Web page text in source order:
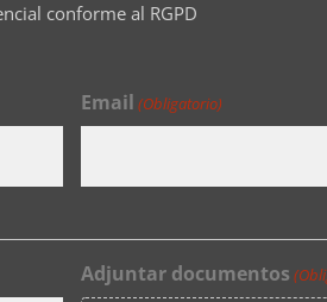
conforme al RGPD
Email (Obligatorio)
Adjuntar documentos